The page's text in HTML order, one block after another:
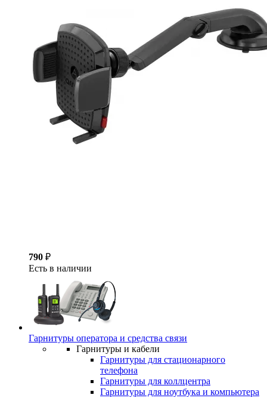
790 ₽
Есть в наличии
Гарнитуры оператора и средства связи
Гарнитуры и кабели
Гарнитуры для стационарного
телефона
Гарнитуры для коллцентра
Гарнитуры для ноутбука и компьютера